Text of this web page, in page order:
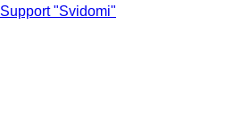
Support "Svidomi"